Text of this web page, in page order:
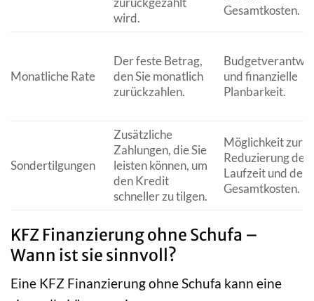
wird.
Gesamtkosten.
Monatliche Rate
Der feste Betrag,
den Sie monatlich
zurückzahlen.
und finanzielle
Planbarkeit.
Sondertilgungen
Zusätzliche
Zahlungen, die Sie
leisten können, um
den Kredit
schneller zu tilgen.
Möglichkeit zur
Reduzierung der
Laufzeit und der
Gesamtkosten.
KFZ Finanzierung ohne Schufa –
Wann ist sie sinnvoll?
Eine KFZ Finanzierung ohne Schufa kann eine